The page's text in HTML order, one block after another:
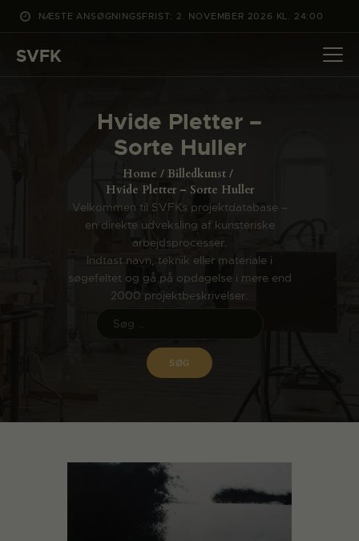
NÆSTE ANSØGNINGSFRIST: 2. NOVEMBER 2026 KL. 24:00
SVFK
Hvide Pletter –
Sorte Huller
Home
Billedkunst
Hvide Pletter – Sorte Huller
Velkommen til SVFKs projektdatabase –
en direkte udveksling af kunsteriske
arbejdsprocesser.
Indtast navn, teknik eller materiale i
søgefeltet og gå på opdagelse i mere end
2000 projektbeskrivelser.
DET SKER
PROJEKTER
ANSØG
OM SVFK
ENGLISH